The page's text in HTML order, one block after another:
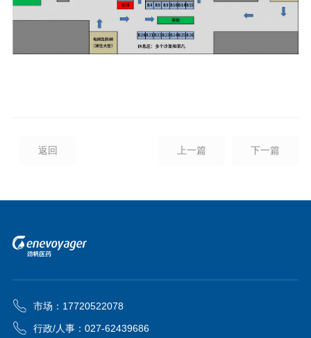
返回 下一篇
上一篇
市场：17720522078
行政/人事：027-62439686